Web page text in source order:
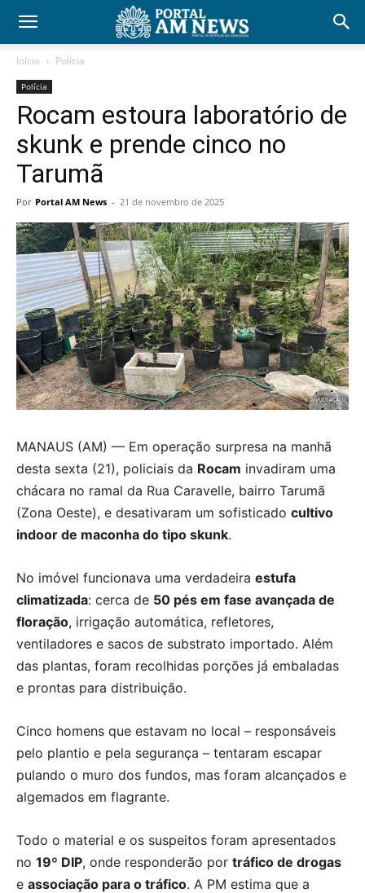
Início Polícia
Polícia
Rocam estoura laboratório de
skunk e prende cinco no
Tarumã
Por Portal AM News - 21 de novembro de 2025
MANAUS (AM) — Em operação surpresa na manhã
desta sexta (21), policiais da Rocam invadiram uma
chácara no ramal da Rua Caravelle, bairro Tarumã
(Zona Oeste), e desativaram um sofisticado cultivo
indoor de maconha do tipo skunk.
No imóvel funcionava uma verdadeira estufa
climatizada: cerca de 50 pés em fase avançada de
floração, irrigação automática, refletores,
ventiladores e sacos de substrato importado. Além
das plantas, foram recolhidas porções já embaladas
e prontas para distribuição.
Cinco homens que estavam no local – responsáveis
pelo plantio e pela segurança – tentaram escapar
pulando o muro dos fundos, mas foram alcançados e
algemados em flagrante.
Todo o material e os suspeitos foram apresentados
no 19º DIP, onde responderão por tráfico de drogas
e associação para o tráfico. A PM estima que a